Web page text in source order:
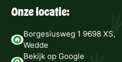
Onze locatie:
Borgesiusweg 1 9698 XS,
Wedde
Bekijk op Google